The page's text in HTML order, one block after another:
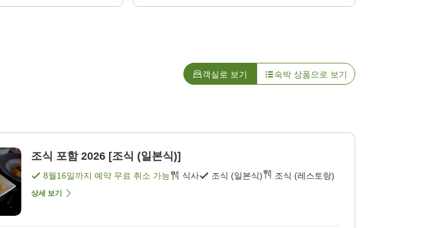
객실로 보기 숙박 상품으로 보기
조식 포함 2026 [조식 (일본식)]
8월16일까지 예약 무료 취소 가능 식사 조식 (일본식) 조식 (레스토랑)
상세 보기